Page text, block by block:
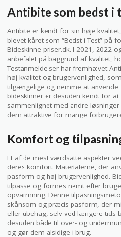
Antibite som bedst i
Antibite er kendt for sin høje
blevet kåret som “Bedst i Test” på
Bideskinne-priser.dk. I 2021, 2022
anbefalet på baggrund af kvalitet,
Testanmeldelser har fremhævet
høj kvalitet og brugervenlighed,
tilgængelige og nemme at anvende
bideskinner er desuden kendt for
sammenlignet med andre
dem attraktive for mange
Komfort og
Et af de mest værdsatte aspekter
deres komfort. Materialerne, der
pasform og høj brugervenlighed.
tilpasse og formes nemt efter
opvarmning. Denne
skånsom og præcis pasform, der
eller ubehag, selv ved længere tids
desuden både til over- og
og gør dem alsidige i brug.